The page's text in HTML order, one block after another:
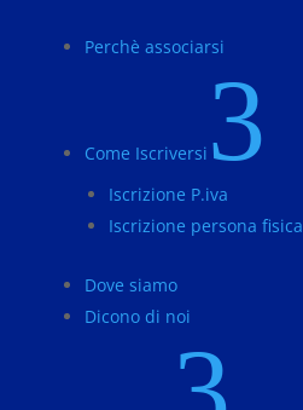
Perchè associarsi
Come Iscriversi 3
Iscrizione P.iva
Iscrizione persona fisica
Dove siamo
Dicono di noi